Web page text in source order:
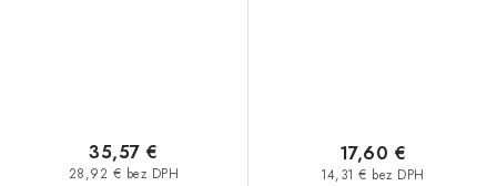
28,92 € bez DPH
35,57 €
14,31 € bez DPH
17,60 €